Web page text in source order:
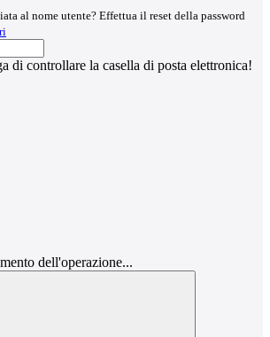
al nome utente? Effettua il reset della password
di controllare la casella di posta elettronica!
dell'operazione...